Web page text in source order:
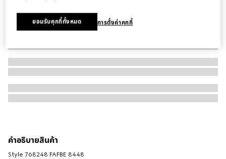
คำอธิบายสินค้า
Style ‎768248 FAFBE 8448
การตั้งค่าคุกกี้
ยอมรับคุกกี้ทั้งหมด